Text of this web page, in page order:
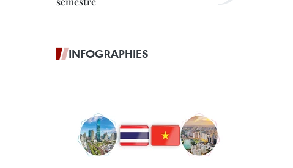
INFOGRAPHIES